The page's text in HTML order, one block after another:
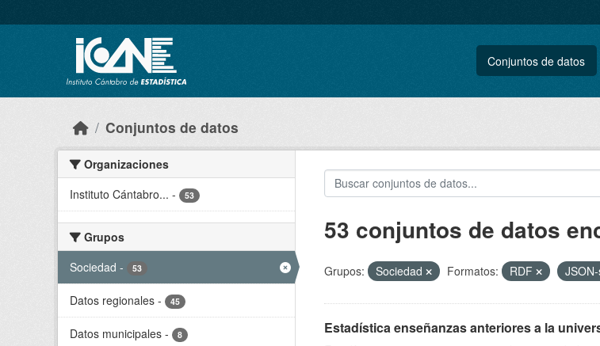
Conjuntos de datos
Conjuntos de datos
Organizaciones
Instituto Cántabro... - 53
Grupos
Sociedad - 53
Datos regionales - 45
Datos municipales - 8
53 conjuntos de datos
Grupos: Sociedad Formatos: RDF
Estadística enseñanzas anteriores a la